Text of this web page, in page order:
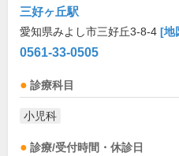
三好ヶ丘駅
愛知県みよし市三好丘3-8-4 [地
0561-33-0505
診療科目
小児科
診療/受付時間・休診日